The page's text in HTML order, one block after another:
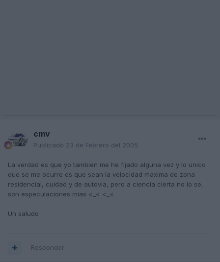
cmv
Publicado 23 de Febrero del 2005
La verdad es que yo tambien me he fijado alguna vez y lo unico
que se me ocurre es que sean la velocidad maxima de zona
residencial, cuidad y de autovia, pero a ciencia cierta no lo se,
son especulaciones mias <_< <_<
Un saludo
Responder